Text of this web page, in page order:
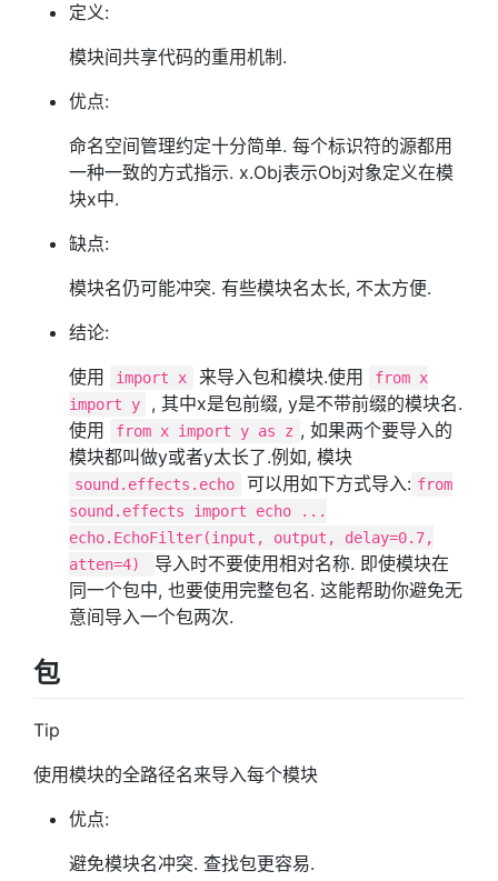
定义:
模块间共享代码的重用机制.
优点:
命名空间管理约定十分简单. 每个标识符的源都用
一种一致的方式指示. x.Obj表示Obj对象定义在模
块x中.
缺点:
模块名仍可能冲突. 有些模块名太长, 不太方便.
结论:
使用
import x 来导入包和模块.使用
from x
import y
, 其中x是包前缀, y是不带前缀的模块名.
使用
from x import y as z , 如果两个要导入的
模块都叫做y或者y太长了.例如, 模块
sound.effects.echo 可以用如下方式导入: from
sound.effects import echo ...
echo.EchoFilter(input, output, delay=0.7,
atten=4)
导入时不要使用相对名称. 即使模块在
同一个包中, 也要使用完整包名. 这能帮助你避免无
意间导入一个包两次.
包
Tip
使用模块的全路径名来导入每个模块
优点:
避免模块名冲突. 查找包更容易.